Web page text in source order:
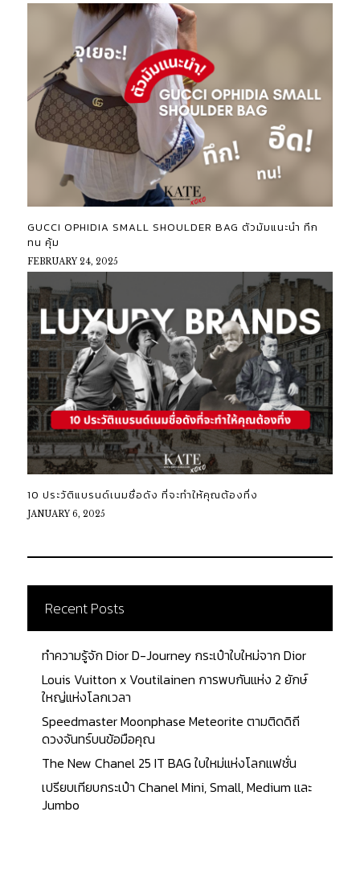
GUCCI OPHIDIA SMALL SHOULDER BAG ตัวมัมแนะนำ ทึก
ทน คุ้ม
FEBRUARY 24, 2025
10 ประวัติแบรนด์เนมชื่อดัง ที่จะทำให้คุณต้องทึ่ง
JANUARY 6, 2025
Recent Posts
ทำความรู้จัก Dior D-Journey กระเป๋าใบใหม่จาก Dior
Louis Vuitton x Voutilainen การพบกันแห่ง 2 ยักษ์
ใหญ่แห่งโลกเวลา
Speedmaster Moonphase Meteorite ตามติดดิถี
ดวงจันทร์บนข้อมือคุณ
The New Chanel 25 IT BAG ใบใหม่แห่งโลกแฟชั่น
เปรียบเทียบกระเป๋า Chanel Mini, Small, Medium และ
Jumbo